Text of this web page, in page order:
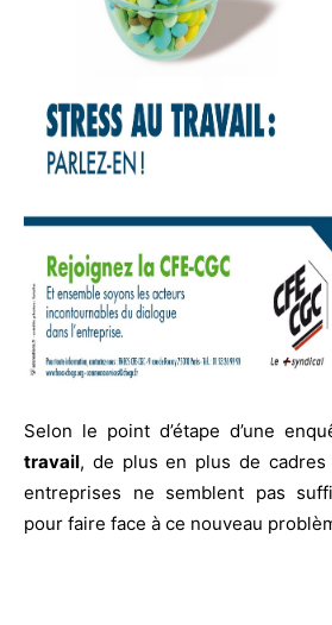
Selon le point d’étape d’une
travail, de plus en plus de cadres
entreprises ne semblent pas
pour faire face à ce nouveau